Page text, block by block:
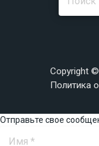
Copyright
Политика
Отправьте свое